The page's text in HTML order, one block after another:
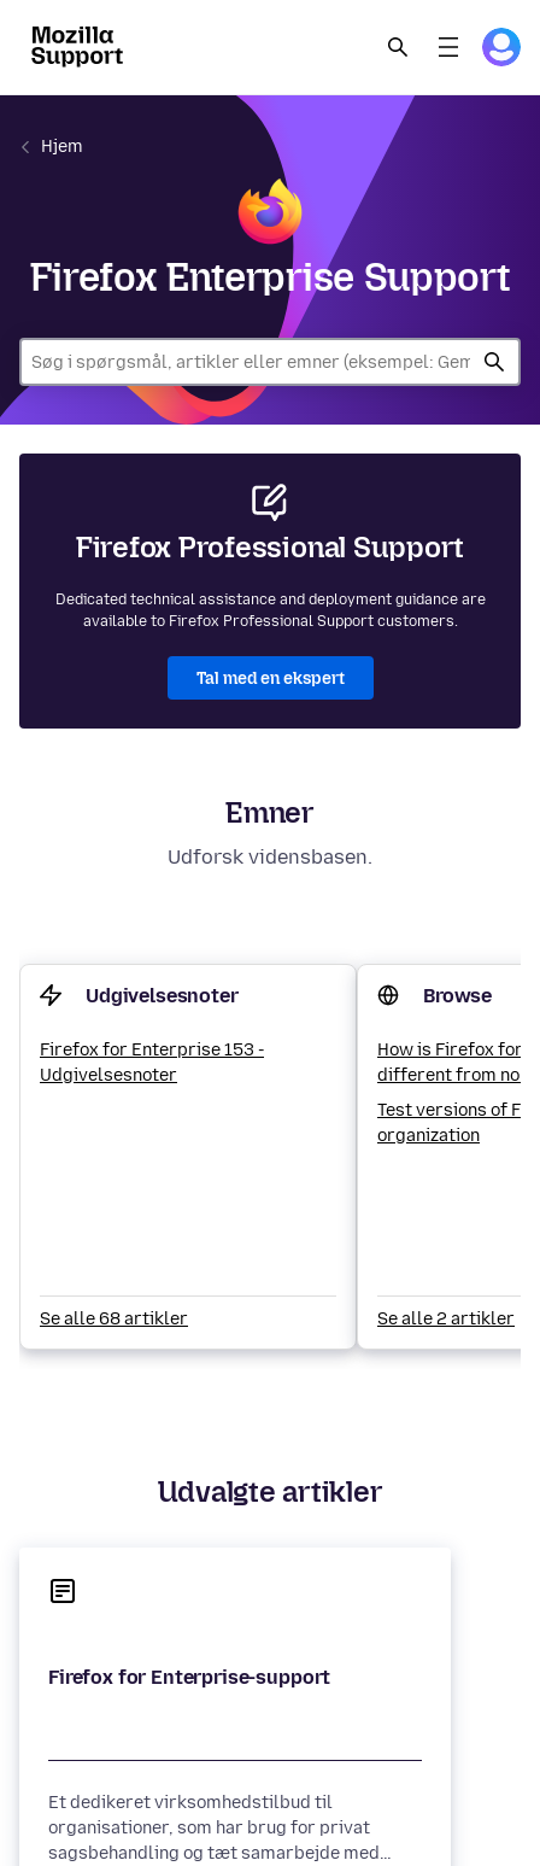
Hjem
Firefox Enterprise Support
Firefox Professional Support
Dedicated technical assistance and deployment guidance are
available to Firefox Professional Support customers.
Tal med en ekspert
Emner
Udforsk vidensbasen.
Udgivelsesnoter
Firefox for Enterprise 153 -
Udgivelsesnoter
Se alle 68 artikler
Browse
How is Firefox for
different from
Test versions of
organization
Se alle 2 artikler
Udvalgte artikler
Firefox for Enterprise-support
Et dedikeret virksomhedstilbud til
organisationer, som har brug for privat
sagsbehandling og tæt samarbejde med